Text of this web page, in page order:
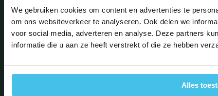
We gebruiken cookies om content en advertenties te
om ons websiteverkeer te analyseren. Ook delen we
voor social media, adverteren en analyse. Deze partners
informatie die u aan ze heeft verstrekt of die ze hebben
Alles
Primair onderwijs 4 t/m 12 jaar
app!